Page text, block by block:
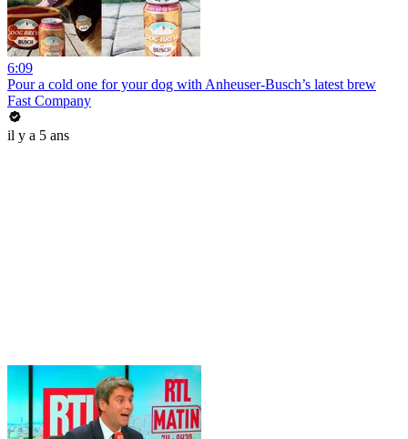
6:09
Pour a cold one for your dog with Anheuser-Busch’s latest brew
Fast Company
il y a 5 ans